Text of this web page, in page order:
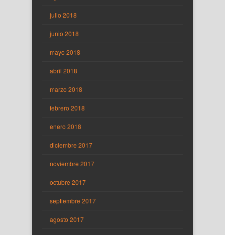
julio 2018
junio 2018
mayo 2018
abril 2018
marzo 2018
febrero 2018
enero 2018
diciembre 2017
noviembre 2017
octubre 2017
septiembre 2017
agosto 2017